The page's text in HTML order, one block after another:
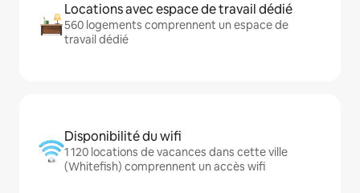
Locations avec espace de travail dédié
560 logements comprennent un espace de
travail dédié
Disponibilité du wifi
1 120 locations de vacances dans cette ville
(Whitefish) comprennent un accès wifi